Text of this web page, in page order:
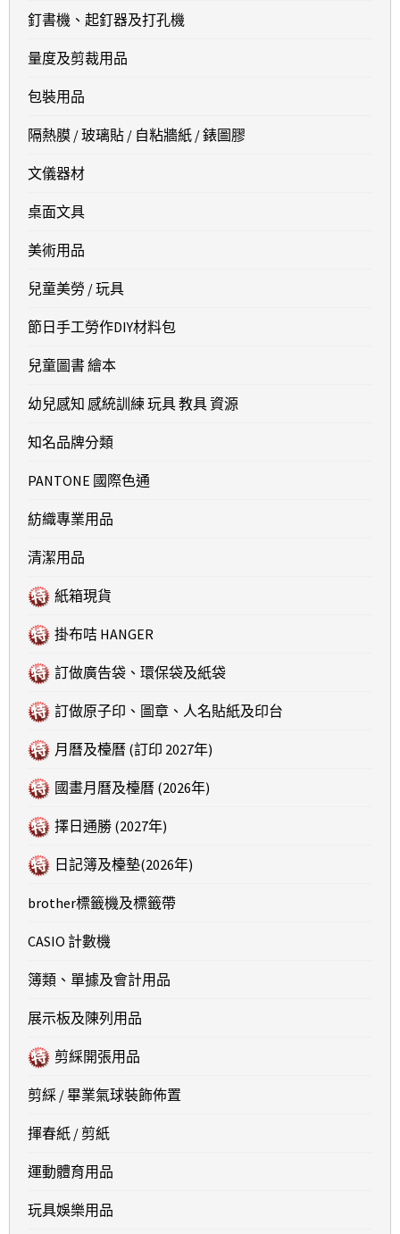
釘書機、起釘器及打孔機
量度及剪裁用品
包裝用品
隔熱膜 / 玻璃貼 / 自粘牆紙 / 錶圖膠
文儀器材
桌面文具
美術用品
兒童美勞 / 玩具
節日手工勞作DIY材料包
兒童圖書 繪本
幼兒感知 感統訓練 玩具 教具 資源
知名品牌分類
PANTONE 國際色通
紡織專業用品
清潔用品
紙箱現貨
掛布咭 HANGER
訂做廣告袋、環保袋及紙袋
訂做原子印、圖章、人名貼紙及印台
月曆及檯曆 (訂印 2027年)
國畫月曆及檯曆 (2026年)
擇日通勝 (2027年)
日記簿及檯墊(2026年)
brother標籤機及標籤帶
CASIO 計數機
簿類、單據及會計用品
展示板及陳列用品
剪綵開張用品
剪綵 / 畢業氣球裝飾佈置
揮春紙 / 剪紙
運動體育用品
玩具娛樂用品